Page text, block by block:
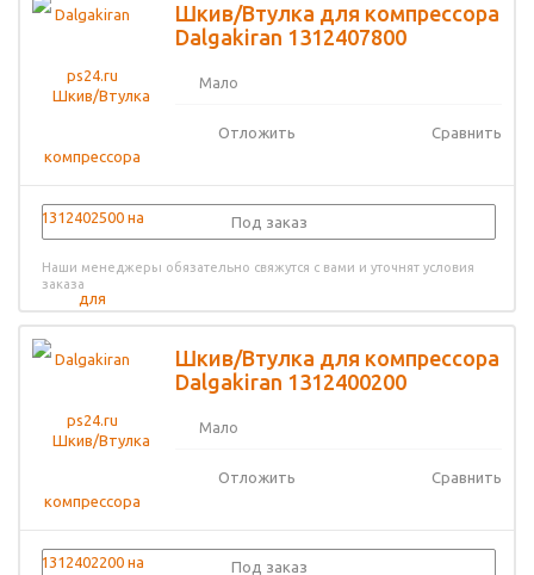
Шкив/Втулка для компрессора
Dalgakiran 1312407800
Мало
Отложить Сравнить
Под заказ
Наши менеджеры обязательно свяжутся с вами и уточнят условия
заказа
Шкив/Втулка для компрессора
Dalgakiran 1312400200
Мало
Отложить Сравнить
Под заказ